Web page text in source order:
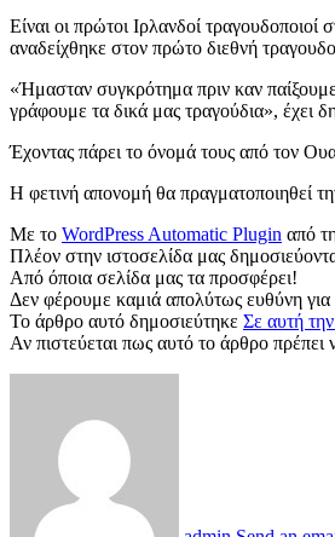
Είναι οι πρώτοι Ιρλανδοί
αναδείχθηκε στον πρώτο διεθνή
«Ήμασταν συγκρότημα πριν καν
γράφουμε τα δικά μας τραγούδια», έχει
Έχοντας πάρει το όνομά τους από τον
Η φετινή απονομή θα πραγματοποιηθεί
Με το WordPress Automatic Plugin από
Πλέον στην ιστοσελίδα μας
Από όποια σελίδα μας τα προσφέρει!
Δεν φέρουμε καμιά απολύτως ευθύνη για
Το άρθρο αυτό δημοσιεύτηκε Σε αυτή
Αν πιστεύεται πως αυτό το άρθρο πρέπει